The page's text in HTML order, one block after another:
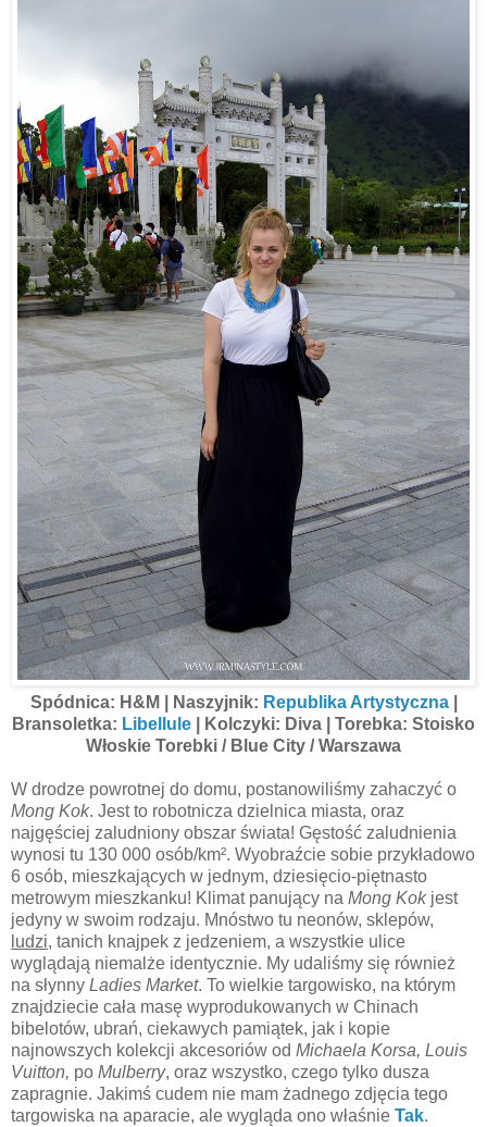
Spódnica: H&M | Naszyjnik: Republika Artystyczna|
Bransoletka: Libellule | Kolczyki: Diva | Torebka: Stoisko
Włoskie Torebki / Blue City / Warszawa
W drodze powrotnej do domu, postanowiliśmy zahaczyć o
Mong Kok. Jest to robotnicza dzielnica miasta, oraz
najgęściej zaludniony obszar świata! Gęstość zaludnienia
wynosi tu 130 000 osób/km². Wyobraźcie sobie przykładowo
6 osób, mieszkających w jednym, dziesięcio-piętnasto
metrowym mieszkanku! Klimat panujący na Mong Kokjest
jedyny w swoim rodzaju. Mnóstwo tu neonów, sklepów,
ludzi, tanich knajpek z jedzeniem, a wszystkie ulice
wyglądają niemalże identycznie. My udaliśmy się również
na słynny Ladies Market. To wielkie targowisko, na którym
znajdziecie cała masę wyprodukowanych w Chinach
bibelotów, ubrań, ciekawych pamiątek, jak i kopie
najnowszych kolekcji akcesoriów od Michaela Korsa, Louis
Vuitton, po Mulberry, oraz wszystko, czego tylko dusza
zapragnie. Jakimś cudem nie mam żadnego zdjęcia tego
targowiska na aparacie, ale wygląda ono właśnie Tak.